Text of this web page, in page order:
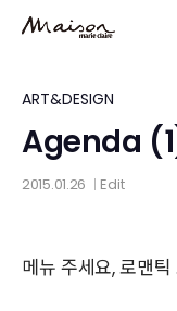
content
ART&DESIGN
Agenda
2015.01.26 Edit
메뉴 주세요, 로맨